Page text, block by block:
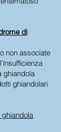
di
non associate
ghiandola
ghiandolari